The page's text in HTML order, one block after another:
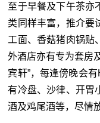
至于早餐及下午茶亦
类同样丰富，推介要
工面、香菇猪肉锅贴
外酒店亦有专为套房
宾轩”，每逢傍晚会
有冷盘、沙律、开胃
酒及鸡尾酒等，尽情